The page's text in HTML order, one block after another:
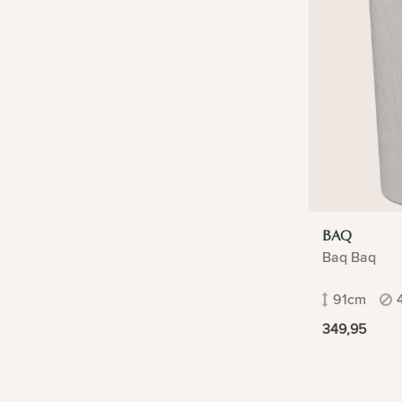
BAQ
Baq Baq
91cm
349,95